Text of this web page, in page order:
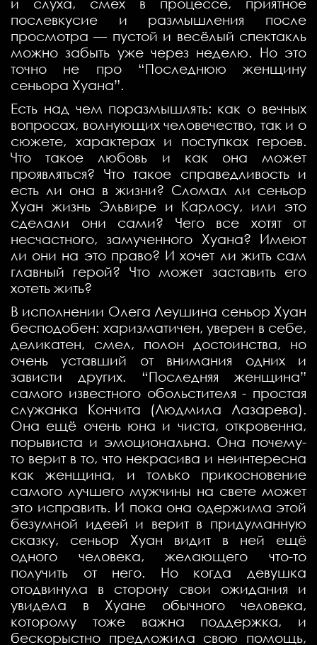
послевкусие и размышления после
просмотра — пустой и весёлый спектакль
можно забыть уже через неделю. Но это
точно не про “Последнюю женщину
сеньора Хуана”.
Есть над чем поразмышлять: как о вечных
вопросах, волнующих человечество, так и о
сюжете, характерах и поступках героев.
Что такое любовь и как она может
проявляться? Что такое справедливость и
есть ли она в жизни? Сломал ли сеньор
Хуан жизнь Эльвире и Карлосу, или это
сделали они сами? Чего все хотят от
несчастного, замученного Хуана? Имеют
ли они на это право? И хочет ли жить сам
главный герой? Что может заставить его
хотеть жить?
В исполнении Олега Леушина сеньор Хуан
бесподобен: харизматичен, уверен в себе,
деликатен, смел, полон достоинства, но
очень уставший от внимания одних и
зависти других. “Последняя женщина”
самого известного обольстителя - простая
служанка Кончита (Людмила Лазарева).
Она ещё очень юна и чиста, откровенна,
порывиста и эмоциональна. Она почему-
то верит в то, что некрасива и неинтересна
как женщина, и только прикосновение
самого лучшего мужчины на свете может
это исправить. И пока она одержима этой
безумной идеей и верит в придуманную
сказку, сеньор Хуан видит в ней ещё
одного человека, желающего что-то
получить от него. Но когда девушка
отодвинула в сторону свои ожидания и
увидела в Хуане обычного человека,
которому тоже важна поддержка, и
бескорыстно предложила свою помощь,